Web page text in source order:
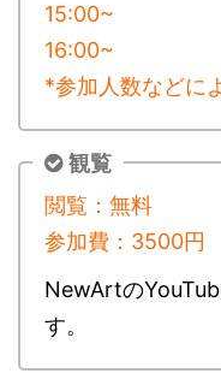
15:00~
16:00~
*参加人数などに
観覧
閲覧：無料
参加費：3500円
NewArtの
す。